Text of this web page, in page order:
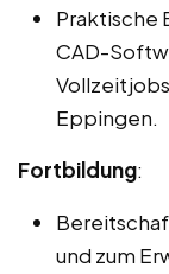
Praktische
CAD-
Eppingen.
Fortbildung:
und zum